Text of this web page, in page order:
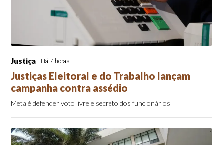
Justiça Há 7 horas
Justiças Eleitoral e do Trabalho lançam
campanha contra assédio
Meta é defender voto livre e secreto dos funcionários